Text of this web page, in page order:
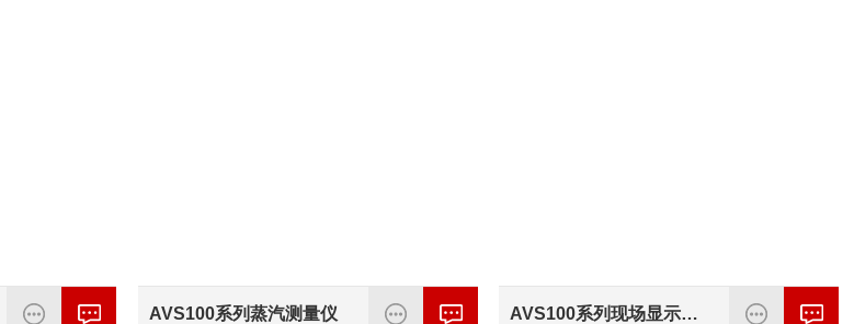
AVS100系列蒸汽测量仪 AVS100系列现场显示型蒸汽流量计